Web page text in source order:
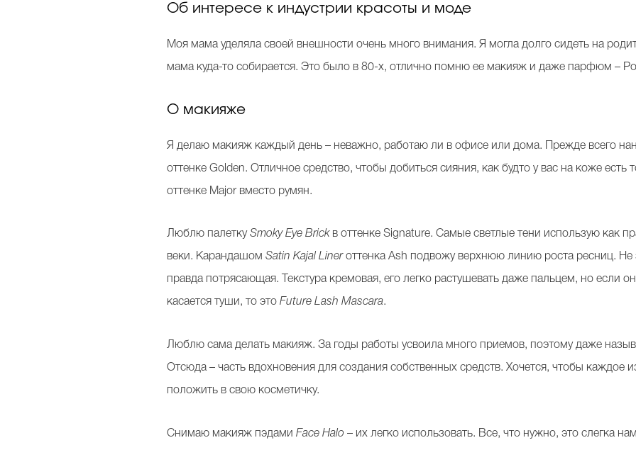
Об интересе к индустрии красоты и моде
Моя мама уделяла своей внешности очень много внимания. Я могла долго сидеть на
мама куда-то собирается. Это было в 80-х, отлично помню ее макияж и даже парфюм –
О макияже
Я делаю макияж каждый день – неважно, работаю ли в офисе или дома. Прежде всего
оттенке Golden. Отличное средство, чтобы добиться сияния, как будто у вас на коже есть
оттенке Major вместо румян.
Люблю палеткуSmoky Eye Brickв оттенке Signature. Самые светлые тени использую как
веки. КарандашомSatin Kajal Linerоттенка Ash подвожу верхнюю линию роста ресниц. Не
правда потрясающая. Текстура кремовая, его легко растушевать даже пальцем, но если
касается туши, то этоFuture Lash Mascara.
Люблю сама делать макияж. За годы работы усвоила много приемов, поэтому даже
Отсюда – часть вдохновения для создания собственных средств. Хочется, чтобы каждое
положить в свою косметичку.
Снимаю макияж пэдамиFace Halo – их легко использовать. Все, что нужно, это слегка